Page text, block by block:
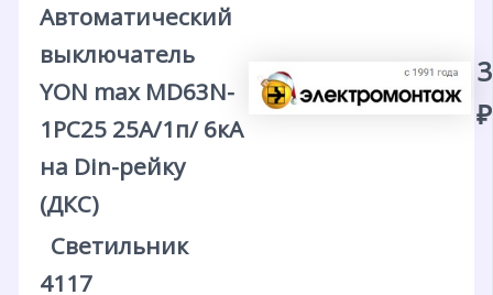
Автоматический
выключатель
YON max MD63N-
1PC25 25А/1п/ 6кА
на Din-рейку
(ДКС)
₽
Светильник
4117